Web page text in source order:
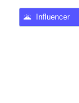
🌋 Influencer